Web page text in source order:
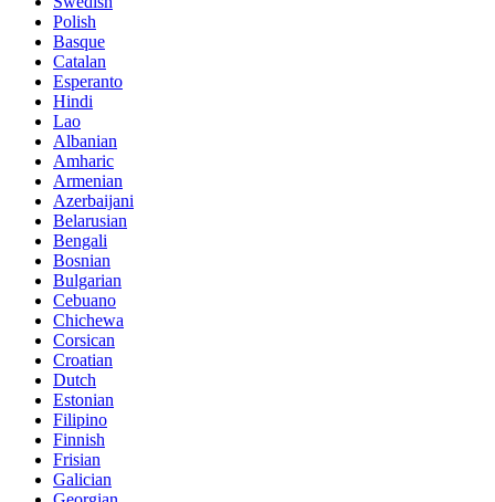
Polish
Basque
Catalan
Esperanto
Hindi
Lao
Albanian
Amharic
Armenian
Azerbaijani
Belarusian
Bengali
Bosnian
Bulgarian
Cebuano
Chichewa
Corsican
Croatian
Dutch
Estonian
Filipino
Finnish
Frisian
Galician